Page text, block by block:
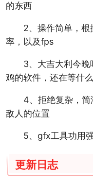
的东西
2、操作简单，
率，以及fps
3、大吉大利今
鸡的软件，还在等什
4、拒绝复杂，
敌人的位置
5、gfx工具功用
更新日志